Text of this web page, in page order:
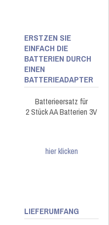
ERSTZEN SIE
EINFACH DIE
BATTERIEN DURCH
EINEN
BATTERIEADAPTER
Batterieersatz für
2 Stück AA Batterien 3V
hier klicken
LIEFERUMFANG